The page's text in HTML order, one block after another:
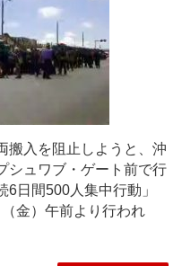
入を阻止しようと、沖
シュワブ・ゲート前で行
日間500人集中行動」
金）午前より行われ